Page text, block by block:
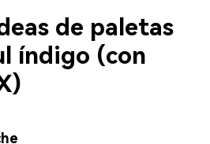
de paletas
índigo (con